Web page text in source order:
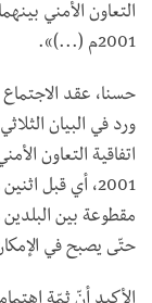
2001م (...)».
حسنا، عقد الاجتماع
ورد في البيان
اتفاقية التعاون
2001، أي قبل
مقطوعة بين
حتّى يصبح في